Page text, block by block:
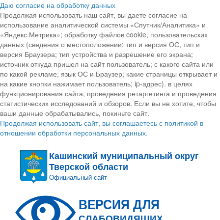
Даю согласие на обработку данных
Продолжая использовать наш сайт, вы даете согласие на
использование аналитической системы «Спутник/Аналитика» и
«Яндекс.Метрика»; обработку файлов cookie, пользовательских
данных (сведения о местоположении; тип и версия ОС, тип и
версия Браузера; тип устройства и разрешение его экрана;
источник откуда пришел на сайт пользователь; с какого сайта или
по какой рекламе; язык ОС и Браузер; какие страницы открывает и
на какие кнопки нажимает пользователь; ip-адрес). в целях
функционирования сайта, проведения ретаргетинга и проведения
статистических исследований и обзоров. Если вы не хотите, чтобы
ваши данные обрабатывались, покиньте сайт.
Продолжая использовать сайт, вы соглашаетесь с политикой в
отношении обработки персональных данных.